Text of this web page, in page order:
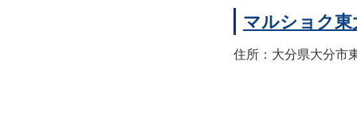
マルショク東
住所：大分県大分市